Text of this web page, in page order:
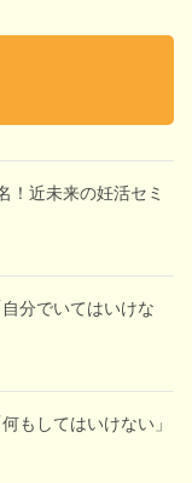
！近未来の妊活セミ
分でいてはいけな
もしてはいけない」